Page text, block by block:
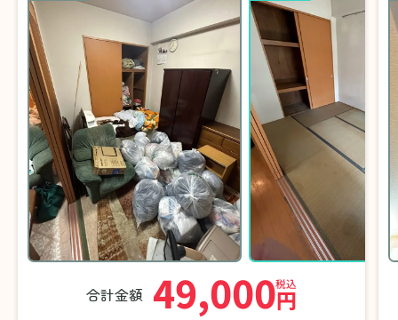
合計金額 49,000円
税込